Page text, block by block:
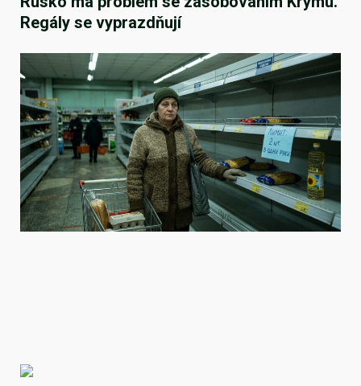
Regály se vyprazdňují